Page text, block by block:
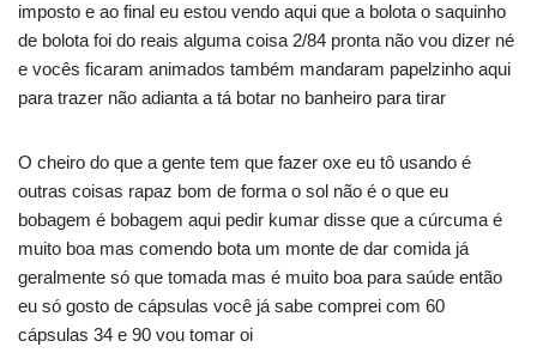
imposto e ao final eu estou vendo aqui que a bolota o saquinho
de bolota foi do reais alguma coisa 2/84 pronta não vou dizer né
e vocês ficaram animados também mandaram papelzinho aqui
para trazer não adianta a tá botar no banheiro para tirar
O cheiro do que a gente tem que fazer oxe eu tô usando é
outras coisas rapaz bom de forma o sol não é o que eu
bobagem é bobagem aqui pedir kumar disse que a cúrcuma é
muito boa mas comendo bota um monte de dar comida já
geralmente só que tomada mas é muito boa para saúde então
eu só gosto de cápsulas você já sabe comprei com 60
cápsulas 34 e 90 vou tomar oi